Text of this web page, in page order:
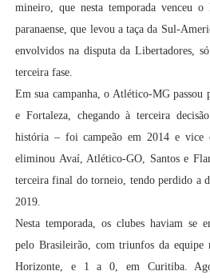
mineiro, que nesta temporada venceu
paranaense, que levou a taça da Sul-
envolvidos na disputa da Libertadores,
terceira fase.
Em sua campanha, o Atlético-MG passou
e Fortaleza, chegando à terceira
história – foi campeão em 2014 e vice
eliminou Avaí, Atlético-GO, Santos e
terceira final do torneio, tendo perdido a
2019.
Nesta temporada, os clubes haviam se
pelo Brasileirão, com triunfos da
Horizonte, e 1 a 0, em Curitiba.